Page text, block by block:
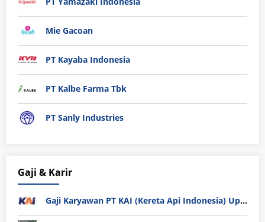
Mie Gacoan
PT Kayaba Indonesia
PT Kalbe Farma Tbk
PT Sanly Industries
Gaji & Karir
Gaji Karyawan PT KAI (Kereta Api Indonesia) Update 2025